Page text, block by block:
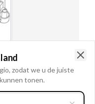
schroefdraad M5, D+
zodat we u de juiste
tonen.